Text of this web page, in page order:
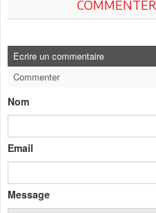
Ecrire un commentaire
Commenter
Nom
Email
Message